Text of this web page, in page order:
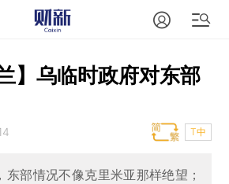
】乌临时政府对东部
T中
东部情况不像克里米亚那样绝望；